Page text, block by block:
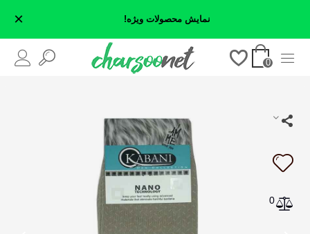
نمایش محصولات ویژه! ×
0
0